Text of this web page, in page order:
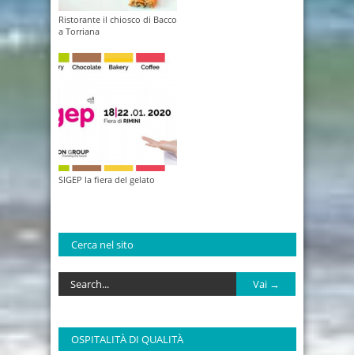
Ristorante il chiosco di Bacco
a Torriana
SIGEP la fiera del gelato
Cerca nel sito
OSPITALITÀ DI QUALITÀ